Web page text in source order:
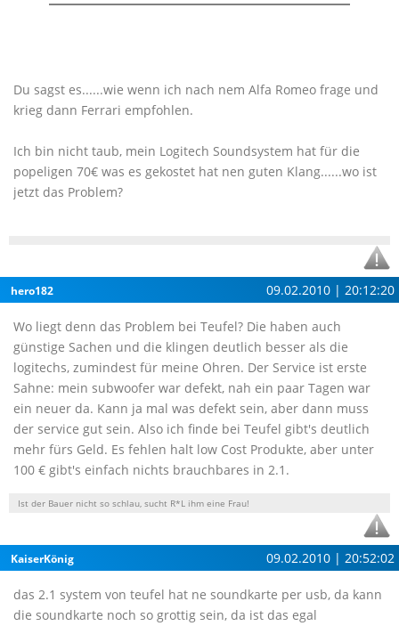
Du sagst es......wie wenn ich nach nem Alfa Romeo frage und
krieg dann Ferrari empfohlen.
Ich bin nicht taub, mein Logitech Soundsystem hat für die
popeligen 70€ was es gekostet hat nen guten Klang......wo ist
jetzt das Problem?
hero182 09.02.2010 | 20:12:20
Wo liegt denn das Problem bei Teufel? Die haben auch
günstige Sachen und die klingen deutlich besser als die
logitechs, zumindest für meine Ohren. Der Service ist erste
Sahne: mein subwoofer war defekt, nah ein paar Tagen war
ein neuer da. Kann ja mal was defekt sein, aber dann muss
der service gut sein. Also ich finde bei Teufel gibt's deutlich
mehr fürs Geld. Es fehlen halt low Cost Produkte, aber unter
100 € gibt's einfach nichts brauchbares in 2.1.
Ist der Bauer nicht so schlau, sucht R*L ihm eine Frau!
KaiserKönig 09.02.2010 | 20:52:02
das 2.1 system von teufel hat ne soundkarte per usb, da kann
die soundkarte noch so grottig sein, da ist das egal